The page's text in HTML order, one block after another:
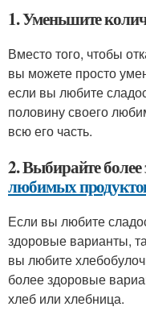
1. Уменьшите
Вместо того, чтобы
вы можете просто
если вы любите
половину своего
всю его часть.
2. Выбирайте
любимых
Если вы любите
здоровые варианты,
вы любите
более здоровые
хлеб или хлебница.